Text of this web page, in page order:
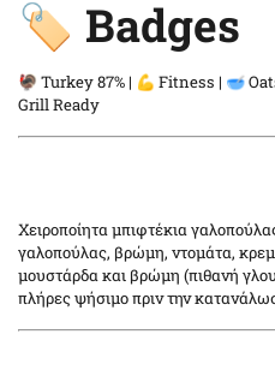
🏷️ Badges
🦃 Turkey 87% | 💪 Fitness | 🥣
Grill Ready
Χειροποίητα μπιφτέκια
γαλοπούλας, βρώμη, ντομάτα,
μουστάρδα και βρώμη (πιθανή
πλήρες ψήσιμο πριν την